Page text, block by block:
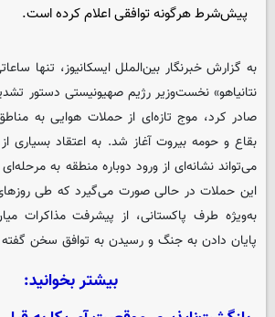
پیش‌شرط هرگونه توافقی اعلام کرده است.
به گزارش خبرنگار بین‌الملل ایسکانیوز، تنها
نتانیاهو» نخست‌وزیر رژیم صهیونیستی دستور
صادر کرد، موج تازه‌ای از حملات هوایی به
بقاع و حومه بیروت آغاز شد. به اعتقاد بسیاری
می‌تواند نشانه‌ای از ورود دوباره منطقه به
این حملات در حالی صورت می‌گیرد که طی
به‌ویژه طرف پاکستانی، از پیشرفت مذاکرات
پایان دادن به جنگ و رسیدن به توافق سخن گفته
بیشتر بخوانید: